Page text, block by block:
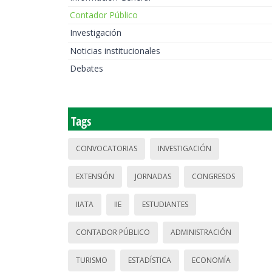
Contador Público
Investigación
Noticias institucionales
Debates
Tags
CONVOCATORIAS INVESTIGACIÓN
EXTENSIÓN JORNADAS CONGRESOS
IIATA IIE ESTUDIANTES
CONTADOR PÚBLICO ADMINISTRACIÓN
TURISMO ESTADÍSTICA ECONOMÍA